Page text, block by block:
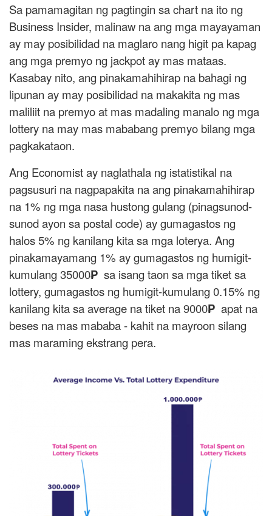
Sa pamamagitan ng pagtingin sa chart na ito ng
Business Insider, malinaw na ang mga mayayaman
ay may posibilidad na maglaro nang higit pa kapag
ang mga premyo ng jackpot ay mas mataas.
Kasabay nito, ang pinakamahihirap na bahagi ng
lipunan ay may posibilidad na makakita ng mas
maliliit na premyo at mas madaling manalo ng mga
lottery na may mas mababang premyo bilang mga
pagkakataon.
Ang Economist ay naglathala ng istatistikal na
pagsusuri na nagpapakita na ang pinakamahihirap
na 1% ng mga nasa hustong gulang (pinagsunod-
sunod ayon sa postal code) ay gumagastos ng
halos 5% ng kanilang kita sa mga loterya. Ang
pinakamayamang 1% ay gumagastos ng humigit-
kumulang 35000₱ sa isang taon sa mga tiket sa
lottery, gumagastos ng humigit-kumulang 0.15% ng
kanilang kita sa average na tiket na 9000₱ apat na
beses na mas mababa - kahit na mayroon silang
mas maraming ekstrang pera.